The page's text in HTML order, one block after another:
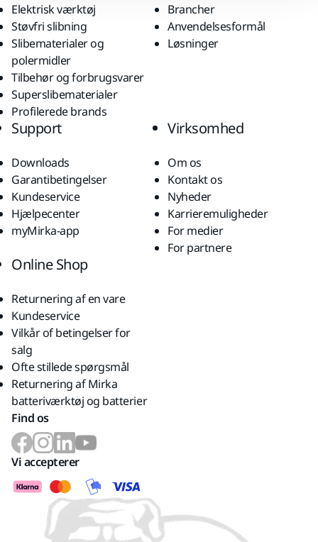
Elektrisk værktøj
Støvfri slibning
Slibematerialer og
polermidler
Tilbehør og forbrugsvarer
Superslibematerialer
Profilerede brands
Brancher
Anvendelsesformål
Løsninger
Support
Downloads
Garantibetingelser
Kundeservice
Hjælpecenter
myMirka-app
Virksomhed
Om os
Kontakt os
Nyheder
Karrieremuligheder
For medier
For partnere
Online Shop
Returnering af en vare
Kundeservice
Vilkår of betingelser for
salg
Ofte stillede spørgsmål
Returnering af Mirka
batteriværktøj og batterier
Find os
Vi accepterer